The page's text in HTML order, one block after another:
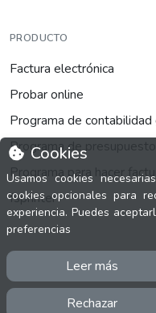
Cookies
Usamos cookies
cookies opcionales para
experiencia. Puedes
preferencias
Leer más
Rechazar
PRODUCTO
Factura electrónica
Probar online
Programa de contabilidad
Programa de presupuestos
Programa para hacer
fsprinter
INFORMACIÓN